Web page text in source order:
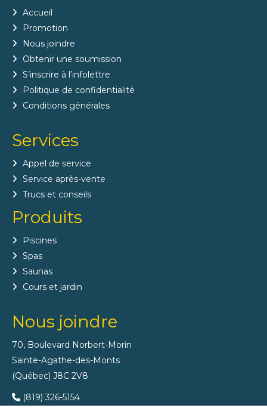
Accueil
Promotion
Nous joindre
Obtenir une soumission
S’inscrire à l’infolettre
Politique de confidentialité
Conditions générales
Services
Appel de service
Service après-vente
Trucs et conseils
Produits
Piscines
Spas
Saunas
Cours et jardin
Nous joindre
70, Boulevard Norbert-Morin
Sainte-Agathe-des-Monts
(Québec) J8C 2V8
(819) 326-5154